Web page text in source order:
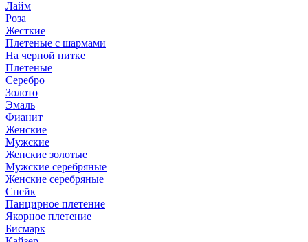
Лайм
Роза
Жесткие
Плетеные с шармами
На черной нитке
Плетеные
Серебро
Золото
Эмаль
Фианит
Женские
Мужские
Женские золотые
Мужские серебряные
Женские серебряные
Снейк
Панцирное плетение
Якорное плетение
Бисмарк